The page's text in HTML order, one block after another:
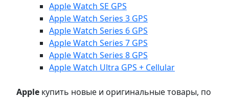
Apple Watch SE GPS
Apple Watch Series 3 GPS
Apple Watch Series 6 GPS
Apple Watch Series 7 GPS
Apple Watch Series 8 GPS
Apple Watch Ultra GPS + Cellular
Apple купить новые и оригинальные товары, по